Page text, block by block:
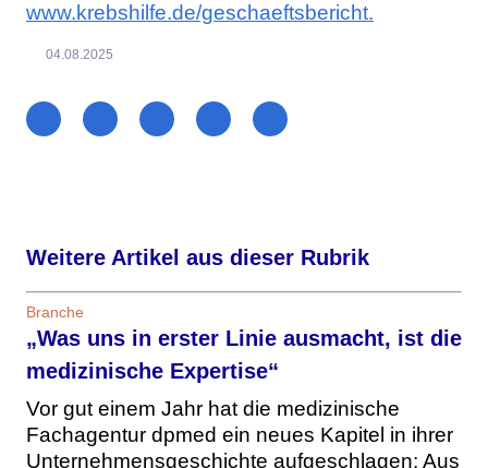
www.krebshilfe.de/geschaeftsbericht.
04.08.2025
Weitere Artikel aus dieser Rubrik
Branche
„Was uns in erster Linie ausmacht, ist die
medizinische Expertise“
Vor gut einem Jahr hat die medizinische
Fachagentur dpmed ein neues Kapitel in ihrer
Unternehmensgeschichte aufgeschlagen: Aus